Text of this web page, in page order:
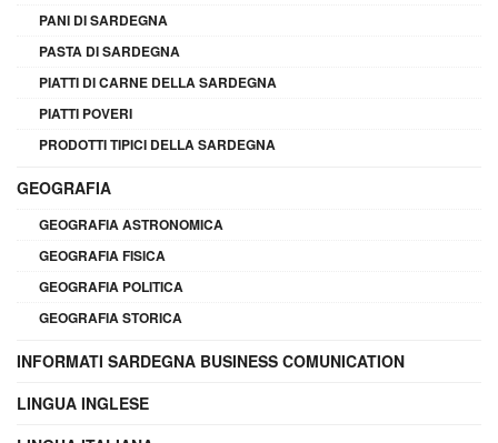
PANI DI SARDEGNA
PASTA DI SARDEGNA
PIATTI DI CARNE DELLA SARDEGNA
PIATTI POVERI
PRODOTTI TIPICI DELLA SARDEGNA
GEOGRAFIA
GEOGRAFIA ASTRONOMICA
GEOGRAFIA FISICA
GEOGRAFIA POLITICA
GEOGRAFIA STORICA
INFORMATI SARDEGNA BUSINESS COMUNICATION
LINGUA INGLESE